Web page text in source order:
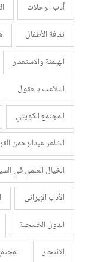
أدب الرحلات
ثقافة الأطفال
الهيمنة والاستعمار
التلاعب بالعقول
المجتمع الكويتي
الشاعر عبدالرحمن
الخيال العلمي في
الأدب الإيراني
الدول الخليجية
الانتحار